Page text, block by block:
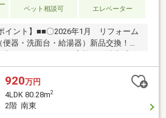
ペット相談可 エレベーター
イント】■■〇2026年1月 リフォーム
器・洗面台・給湯器）新品交換！ク
ンです。〇生活至便スーパー、コンビ
が徒歩圏内に揃う好立地！日々の買い
ーズ♪〇5階×南向5階部分につき眺望良
ニーから光が差し込む明るい住まい。
ートロック完備。玄関前には独立性を
920万円
4LDK 80.28m2
2階 南東